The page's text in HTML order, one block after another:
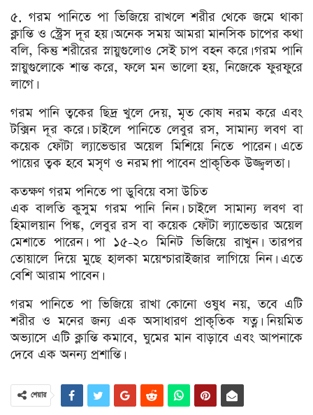
৫. গরম পানিতে পা ভিজিয়ে রাখলে শরীর থেকে জমে থাকা
ক্লান্তি ও স্ট্রেস দূর হয়। অনেক সময় আমরা মানসিক চাপের কথা
বলি, কিন্তু শরীরের স্নায়ুগুলোও সেই চাপ বহন করে। গরম পানি
স্নায়ুগুলোকে শান্ত করে, ফলে মন ভালো হয়, নিজেকে ফুরফুরে
লাগে।
গরম পানি ত্বকের ছিদ্র খুলে দেয়, মৃত কোষ নরম করে এবং
টক্সিন দূর করে। চাইলে পানিতে লেবুর রস, সামান্য লবণ বা
কয়েক ফোঁটা ল্যাভেন্ডার অয়েল মিশিয়ে নিতে পারেন। এতে
পায়ের ত্বক হবে মসৃণ ও নরম।পা পাবেন প্রাকৃতিক উজ্জ্বলতা।
কতক্ষণ গরম পনিতে পা ডুবিয়ে বসা উচিত
এক বালতি কুসুম গরম পানি নিন। চাইলে সামান্য লবণ বা
হিমালয়ান পিঙ্ক, লেবুর রস বা কয়েক ফোঁটা ল্যাভেন্ডার অয়েল
মেশাতে পারেন। পা ১৫-২০ মিনিট ভিজিয়ে রাখুন। তারপর
তোয়ালে দিয়ে মুছে হালকা ময়েশ্চারাইজার লাগিয়ে নিন। এতে
বেশি আরাম পাবেন।
গরম পানিতে পা ভিজিয়ে রাখা কোনো ওষুধ নয়, তবে এটি
শরীর ও মনের জন্য এক অসাধারণ প্রাকৃতিক যত্ন। নিয়মিত
অভ্যাসে এটি ক্লান্তি কমাবে, ঘুমের মান বাড়াবে এবং আপনাকে
দেবে এক অনন্য প্রশান্তি।
শেয়ার